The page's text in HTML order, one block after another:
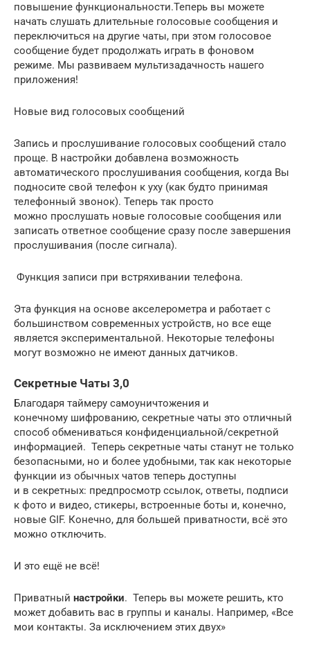
повышение функциональности.Теперь вы можете
начать слушать длительные голосовые сообщения и
переключиться на другие чаты, при этом голосовое
сообщение будет продолжать играть в фоновом
режиме. Мы развиваем мультизадачность нашего
приложения!
Новые вид голосовых сообщений
Запись и прослушивание голосовых сообщений стало
проще. В настройки добавлена возможность
автоматического прослушивания сообщения, когда Вы
подносите свой ​​телефон к уху (как будто принимая
телефонный звонок). Теперь так просто
можно прослушать новые голосовые сообщения или
записать ответное сообщение сразу после завершения
прослушивания (после сигнала).
Функция записи при встряхивании телефона.
Эта функция на основе акселерометра и работает с
большинством современных устройств, но все еще
является экспериментальной. Некоторые телефоны
могут возможно не имеют данных датчиков.
Секретные Чаты 3,0
Благодаря таймеру самоуничтожения и
конечному шифрованию, секретные чаты это отличный
способ обмениваться конфиденциальной/секретной
информацией. Теперь секретные чаты станут не только
безопасными, но и более удобными, так как некоторые
функции из обычных чатов теперь доступны
и в секретных: предпросмотр ссылок, ответы, подписи
к фото и видео, стикеры, встроенные боты и, конечно,
новые GIF. Конечно, для большей приватности, всё это
можно отключить.
И это ещё не всё!
Приватный настройки. Теперь вы можете решить, кто
может добавить вас в группы и каналы. Например, «Все
мои контакты. За исключением этих двух»